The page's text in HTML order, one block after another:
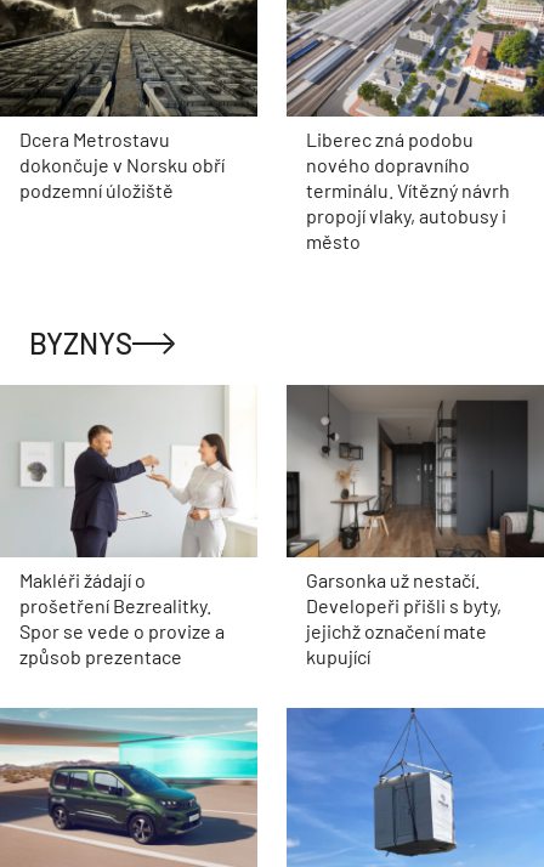
Dcera Metrostavu
dokončuje v Norsku obří
podzemní úložiště
Liberec zná podobu
nového dopravního
terminálu. Vítězný návrh
propojí vlaky, autobusy i
město
BYZNYS
Makléři žádají o
prošetření Bezrealitky.
Spor se vede o provize a
způsob prezentace
Garsonka už nestačí.
Developeři přišli s byty,
jejichž označení mate
kupující